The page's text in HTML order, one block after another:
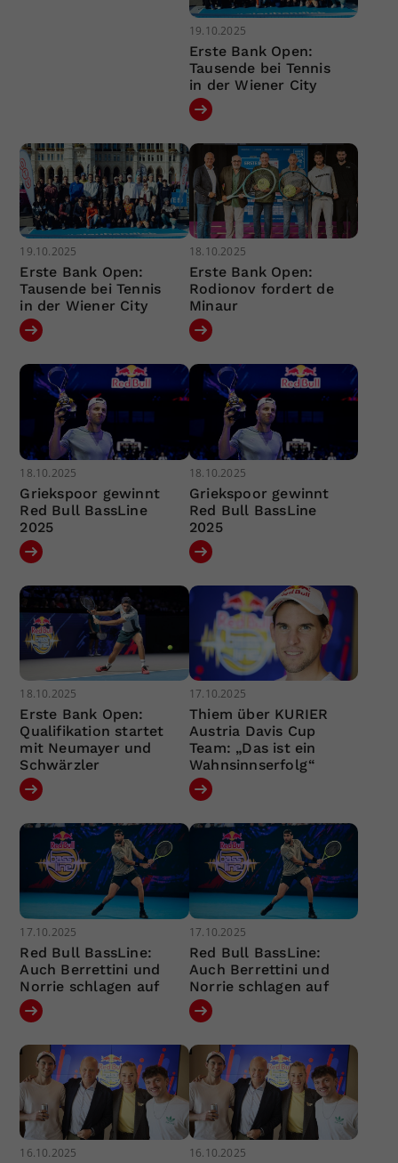
19.10.2025
Erste Bank Open:
Tausende bei Tennis
in der Wiener City
19.10.2025
Erste Bank Open:
Tausende bei Tennis
in der Wiener City
18.10.2025
Erste Bank Open:
Rodionov fordert de
Minaur
18.10.2025
Griekspoor gewinnt
Red Bull BassLine
2025
18.10.2025
Griekspoor gewinnt
Red Bull BassLine
2025
18.10.2025
Erste Bank Open:
Qualifikation startet
mit Neumayer und
Schwärzler
17.10.2025
Thiem über KURIER
Austria Davis Cup
Team: „Das ist ein
Wahnsinnserfolg“
17.10.2025
Red Bull BassLine:
Auch Berrettini und
Norrie schlagen auf
17.10.2025
Red Bull BassLine:
Auch Berrettini und
Norrie schlagen auf
16.10.2025 16.10.2025